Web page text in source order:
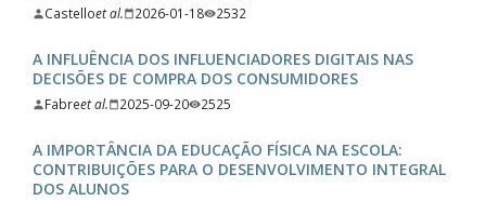
Castelloet al. 2026-01-18 2532
A INFLUÊNCIA DOS INFLUENCIADORES DIGITAIS NAS
DECISÕES DE COMPRA DOS CONSUMIDORES
Fabreet al. 2025-09-20 2525
A IMPORTÂNCIA DA EDUCAÇÃO FÍSICA NA ESCOLA:
CONTRIBUIÇÕES PARA O DESENVOLVIMENTO INTEGRAL
DOS ALUNOS